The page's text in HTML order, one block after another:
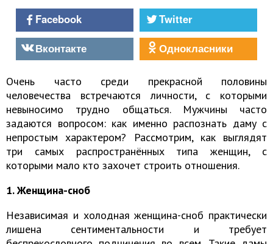
Facebook
Twitter
Вконтакте
Однокласники
Очень часто среди прекрасной половины
человечества встречаются личности, с которыми
невыносимо трудно общаться. Мужчины часто
задаются вопросом: как именно распознать даму с
непростым характером? Рассмотрим, как выглядят
три самых распространённых типа женщин, с
которыми мало кто захочет строить отношения.
1. Женщина-сноб
Независимая и холодная женщина-сноб практически
лишена сентиментальности и требует